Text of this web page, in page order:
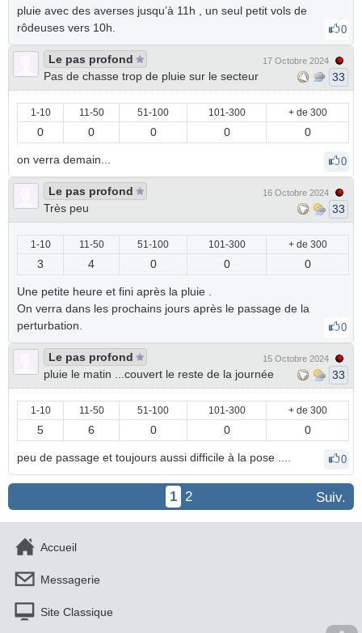
pluie avec des averses jusqu’à 11h , un seul petit vols de
rôdeuses vers 10h.
0
Le pas profond
Pas de chasse trop de pluie sur le secteur
17 Octobre 2024
33
1-10 11-50 51-100 101-300 + de 300
0 0 0 0 0
on verra demain... 0
Le pas profond
Très peu
16 Octobre 2024
33
1-10 11-50 51-100 101-300 + de 300
3 4 0 0 0
Une petite heure et fini après la pluie .
On verra dans les prochains jours après le passage de la
perturbation.
0
Le pas profond
pluie le matin ...couvert le reste de la journée
15 Octobre 2024
33
1-10 11-50 51-100 101-300 + de 300
5 6 0 0 0
peu de passage et toujours aussi difficile à la pose .... 0
Suiv.
1 2
Accueil
Messagerie
Site Classique